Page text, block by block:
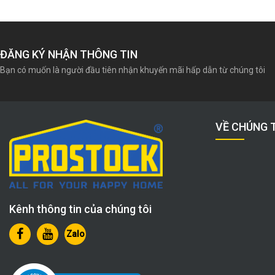
ĐĂNG KÝ NHẬN THÔNG TIN
Bạn có muốn là người đầu tiên nhận khuyến mãi hấp dẫn từ chúng tôi
Kênh thông tin của chúng tôi
Zalo
VỀ CHÚNG